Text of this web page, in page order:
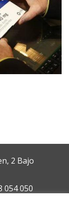
2 Bajo
054 050